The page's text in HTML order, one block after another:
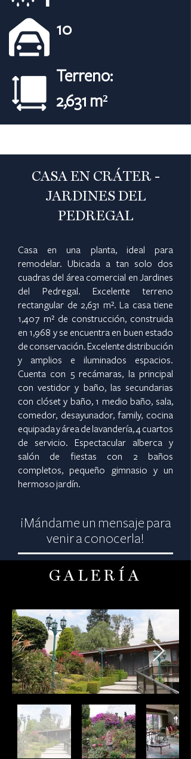
10
Terreno:
2,631 m²
CASA EN CRÁTER -
JARDINES DEL
PEDREGAL
Casa en una planta, ideal para
remodelar. Ubicada a tan solo dos
cuadras del área comercial en Jardines
del Pedregal. Excelente terreno
rectangular de 2,631 m². La casa tiene
1,407 m² de construcción, construida
en 1,968 y se encuentra en buen estado
de conservación. Excelente distribución
y amplios e iluminados espacios.
Cuenta con 5 recámaras, la principal
con vestidor y baño, las secundarias
con clóset y baño, 1 medio baño, sala,
comedor, desayunador, family, cocina
equipada y área de lavandería, 4 cuartos
de servicio. Espectacular alberca y
salón de fiestas con 2 baños
completos, pequeño gimnasio y un
hermoso jardín.
¡Mándame un mensaje para
venir a conocerla!
GALERÍA